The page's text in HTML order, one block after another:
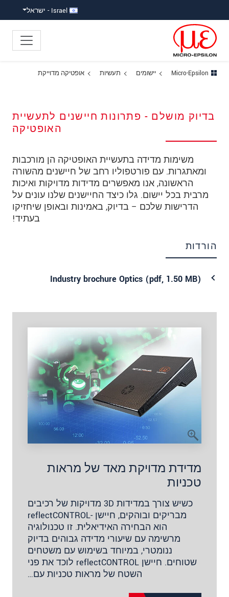
Israel - ישראל
Micro-Epsilon יישומים תעשיות אופטיקה מדוייקת
בדיוק מושלם - פתרונות חיישנים לתעשיית
האופטיקה
משימות מדידה בתעשיית האופטיקה הן מורכבות
ומאתגרות. עם פורטפוליו רחב של חיישנים מהשורה
הראשונה, אנו מאפשרים מדידות מדויקות ואיכות
מרבית בכל יישום. גלו כיצד החיישנים שלנו עונים על
הדרישות שלכם – בדיוק, באמינות ובאופן שיחזיקו
בעתיד!
הורדות
Industry brochure Optics (pdf, 1.50 MB)
מדידת מדויקת מאד של מראות
טכניות
כשיש צורך במדידות 3D מדויקות של רכיבים
מבריקים ובוהקים, חיישן -reflectCONTROL
הוא הבחירה האידיאלית. זו טכנולוגיה
מרשימה עם שיעורי מדידה גבוהים בדיוק
ננומטרי, במיוחד בשימוש עם משטחים
שטוחים. חיישן reflectCONTROL לוכד את פני
השטח של מראות טכניות עם…